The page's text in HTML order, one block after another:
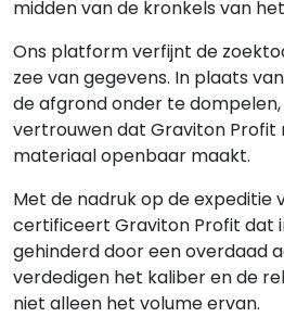
midden van de kronkels van
Ons platform verfijnt de
zee van gegevens. In plaats
de afgrond onder te
vertrouwen dat Graviton Profit
materiaal openbaar maakt.
Met de nadruk op de expeditie
certificeert Graviton Profit dat
gehinderd door een overdaad
verdedigen het kaliber en de
niet alleen het volume ervan.